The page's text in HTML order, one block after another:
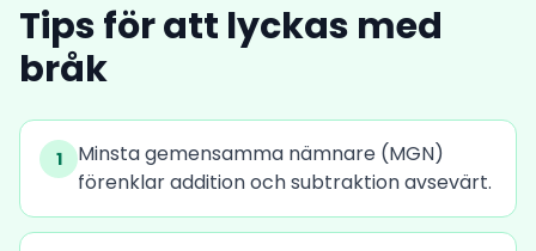
Tips för att lyckas med
bråk
1
Minsta gemensamma nämnare (MGN)
förenklar addition och subtraktion avsevärt.